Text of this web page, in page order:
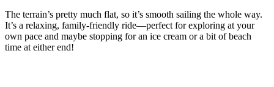
The terrain’s pretty much flat, so it’s smooth sailing the whole way.
It’s a relaxing, family-friendly ride—perfect for exploring at your
own pace and maybe stopping for an ice cream or a bit of beach
time at either end!